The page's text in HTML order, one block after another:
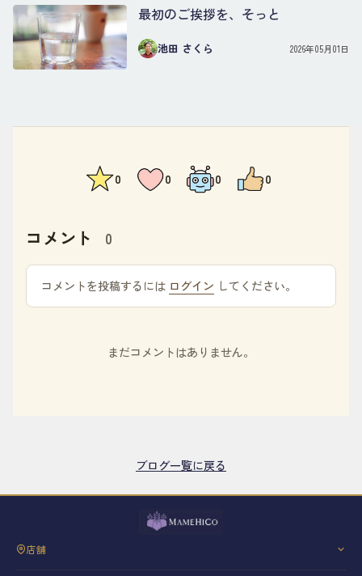
最初のご挨拶を、そっと
池田 さくら 2026年05月01日
0 0 0 0
コメント 0
コメントを投稿するには ログイン してください。
まだコメントはありません。
ブログ一覧に戻る
店舗